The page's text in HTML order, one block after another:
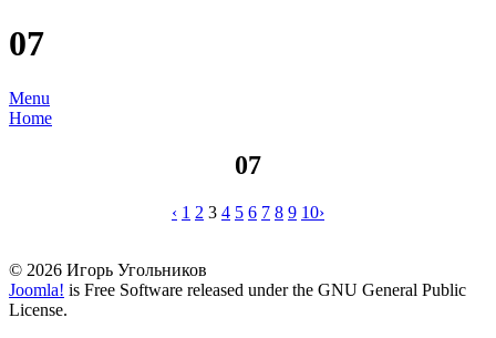
07
Menu
Home
07
‹ 1 2 3 4 5 6 7 8 9 10›
© 2026 Игорь Угольников
Joomla! is Free Software released under the GNU General Public
License.